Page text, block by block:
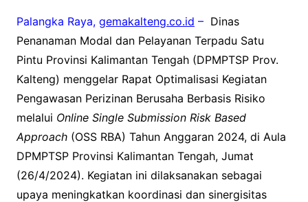
Palangka Raya, gemakalteng.co.id – Dinas
Penanaman Modal dan Pelayanan Terpadu Satu
Pintu Provinsi Kalimantan Tengah (DPMPTSP Prov.
Kalteng) menggelar Rapat Optimalisasi Kegiatan
Pengawasan Perizinan Berusaha Berbasis Risiko
melalui Online Single Submission Risk Based
Approach(OSS RBA) Tahun Anggaran 2024, di Aula
DPMPTSP Provinsi Kalimantan Tengah, Jumat
(26/4/2024). Kegiatan ini dilaksanakan sebagai
upaya meningkatkan koordinasi dan sinergisitas